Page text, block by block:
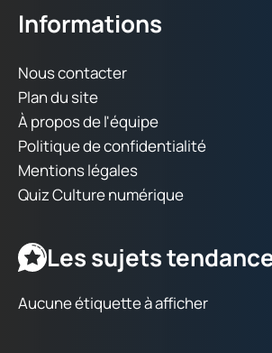
Informations
Nous contacter
Plan du site
À propos de l'équipe
Politique de confidentialité
Mentions légales
Quiz Culture numérique
Les sujets
Aucune étiquette à afficher